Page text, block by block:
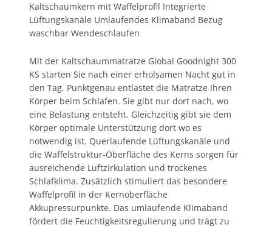
Kaltschaumkern mit Waffelprofil Integrierte
Lüftungskanäle Umlaufendes Klimaband Bezug
waschbar Wendeschlaufen
Mit der Kaltschaummatratze Global Goodnight 300
KS starten Sie nach einer erholsamen Nacht gut in
den Tag. Punktgenau entlastet die Matratze Ihren
Körper beim Schlafen. Sie gibt nur dort nach, wo
eine Belastung entsteht. Gleichzeitig gibt sie dem
Körper optimale Unterstützung dort wo es
notwendig ist. Querlaufende Lüftungskanäle und
die Waffelstruktur-Oberfläche des Kerns sorgen für
ausreichende Luftzirkulation und trockenes
Schlafklima. Zusätzlich stimuliert das besondere
Waffelprofil in der Kernoberfläche
Akkupressurpunkte. Das umlaufende Klimaband
fördert die Feuchtigkeitsregulierung und trägt zu